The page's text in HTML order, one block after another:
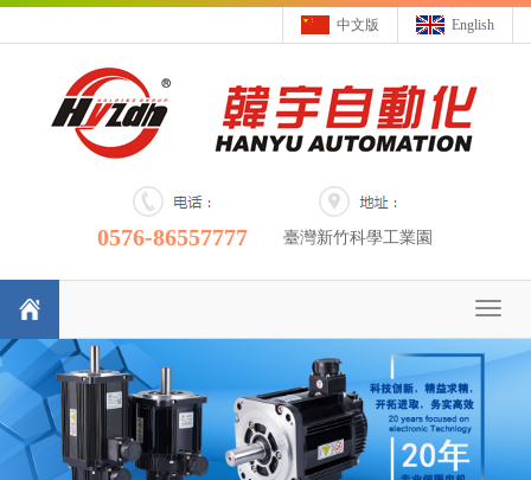
English
中文版
0576-86557777 臺灣新竹科學工業園